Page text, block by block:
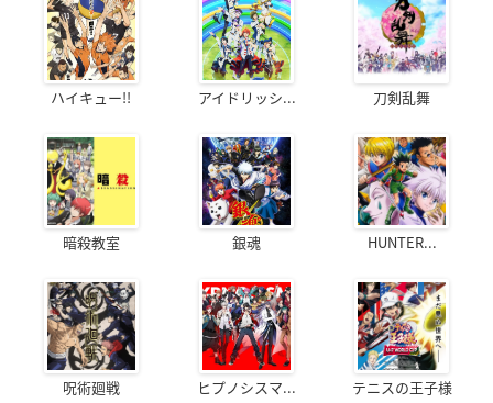
ハイキュー!! アイドリッシ... 刀剣乱舞
暗殺教室 銀魂 HUNTER...
呪術廻戦 ヒプノシスマ... テニスの王子様